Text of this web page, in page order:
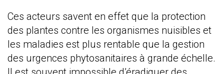
Ces acteurs savent en effet que la protection
des plantes contre les organismes nuisibles et
les maladies est plus rentable que la gestion
des urgences phytosanitaires à grande échelle.